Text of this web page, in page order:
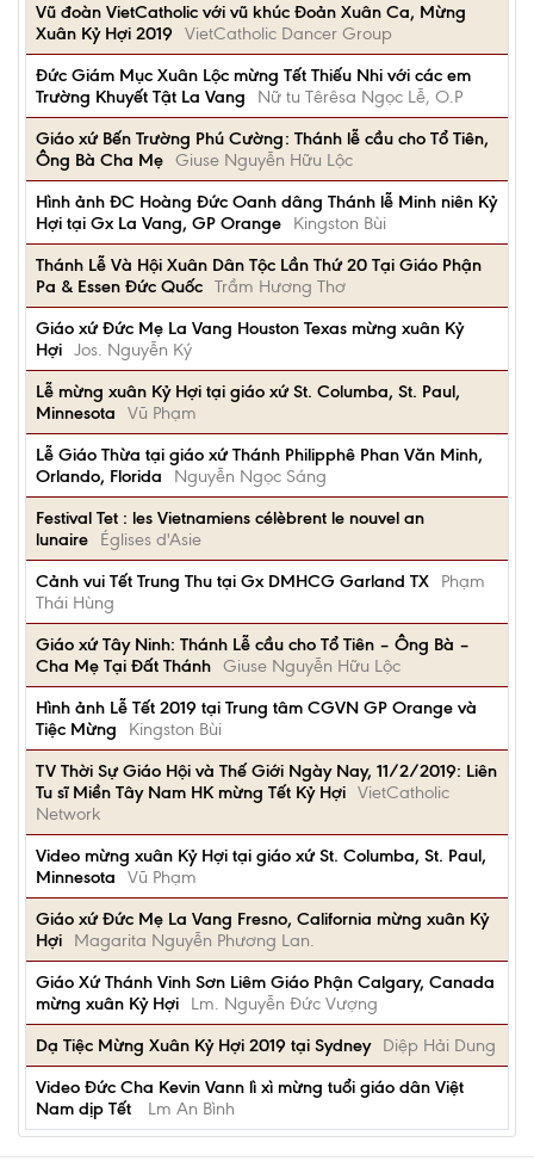
Vũ đoàn VietCatholic với vũ khúc Đoản Xuân Ca, Mừng
Xuân Kỷ Hợi 2019
VietCatholic Dancer Group
Đức Giám Mục Xuân Lộc mừng Tết Thiếu Nhi với các em
Trường Khuyết Tật La Vang
Nữ tu Têrêsa Ngọc Lễ, O.P
Giáo xứ Bến Trường Phú Cường: Thánh lễ cầu cho Tổ Tiên,
Ông Bà Cha Mẹ Giuse Nguyễn Hữu Lộc
Hình ảnh ĐC Hoàng Đức Oanh dâng Thánh lễ Minh niên Kỷ
Hợi tại Gx La Vang, GP Orange
Kingston Bùi
Thánh Lễ Và Hội Xuân Dân Tộc Lần Thứ 20 Tại Giáo Phận
Pa & Essen Đức Quốc Trầm Hương Thơ
Giáo xứ Đức Mẹ La Vang Houston Texas mừng xuân Kỷ
Hợi Jos. Nguyễn Ký
Lễ mừng xuân Kỷ Hợi tại giáo xứ St. Columba, St. Paul,
Minnesota
Vũ Phạm
Lễ Giáo Thừa tại giáo xứ Thánh Philipphê Phan Văn Minh,
Orlando, Florida
Nguyễn Ngọc Sáng
Festival Tet : les Vietnamiens célèbrent le nouvel an
lunaire
Églises d'Asie
Cảnh vui Tết Trung Thu tại Gx DMHCG Garland TX
Phạm
Thái Hùng
Giáo xứ Tây Ninh: Thánh Lễ cầu cho Tổ Tiên – Ông Bà –
Cha Mẹ Tại Đất Thánh Giuse Nguyễn Hữu Lộc
Hình ảnh Lễ Tết 2019 tại Trung tâm CGVN GP Orange và
Tiệc Mừng
Kingston Bùi
TV Thời Sự Giáo Hội và Thế Giới Ngày Nay, 11/2/2019: Liên
Tu sĩ Miền Tây Nam HK mừng Tết Kỷ Hợi VietCatholic
Network
Video mừng xuân Kỷ Hợi tại giáo xứ St. Columba, St. Paul,
Minnesota
Vũ Phạm
Giáo xứ Đức Mẹ La Vang Fresno, California mừng xuân Kỷ
Hợi
Magarita Nguyễn Phương Lan.
Giáo Xứ Thánh Vinh Sơn Liêm Giáo Phận Calgary, Canada
mừng xuân Kỷ Hợi
Lm. Nguyễn Đức Vượng
Dạ Tiệc Mừng Xuân Kỷ Hợi 2019 tại Sydney
Diệp Hải Dung
Video Đức Cha Kevin Vann lì xì mừng tuổi giáo dân Việt
Nam dịp Tết
Lm An Bình